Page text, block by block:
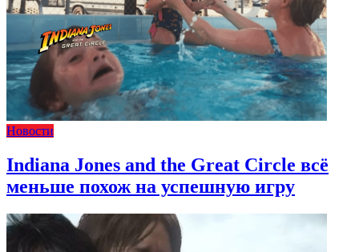
Новости
Indiana Jones and the Great Circle всё
меньше похож на успешную игру